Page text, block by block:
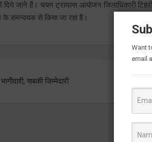
जाने हैं। चयन ट्रायल्स आयोजन जिलाधिकारी टिहरी
के समन्वयक से किया जा रहा है।
सबकी जिम्मेदारी
Want
email